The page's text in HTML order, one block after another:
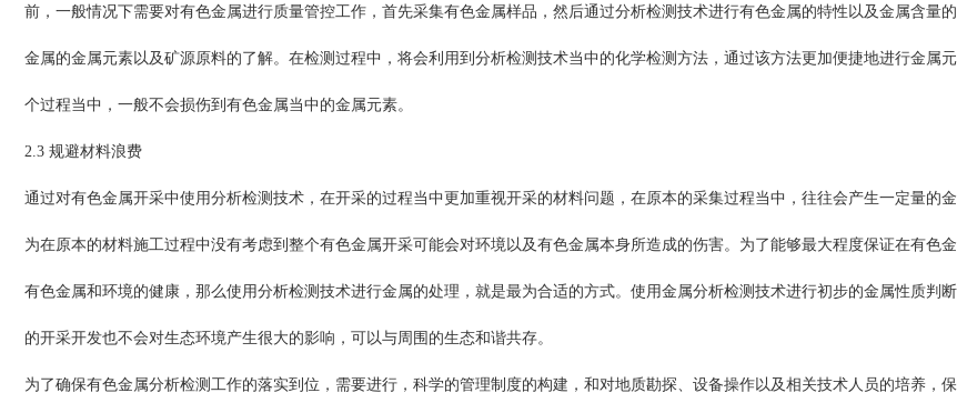
前，一般情况下需要对有色金属进行质量管控工作，首先采集有色金属样品，然后通过分析检测技术进行有色金属的特性以及金属含量
金属的金属元素以及矿源原料的了解。在检测过程中，将会利用到分析检测技术当中的化学检测方法，通过该方法更加便捷地进行金属
个过程当中，一般不会损伤到有色金属当中的金属元素。
2.3 规避材料浪费
通过对有色金属开采中使用分析检测技术，在开采的过程当中更加重视开采的材料问题，在原本的采集过程当中，往往会产生一定量的
为在原本的材料施工过程中没有考虑到整个有色金属开采可能会对环境以及有色金属本身所造成的伤害。为了能够最大程度保证在有色
有色金属和环境的健康，那么使用分析检测技术进行金属的处理，就是最为合适的方式。使用金属分析检测技术进行初步的金属性质判
的开采开发也不会对生态环境产生很大的影响，可以与周围的生态和谐共存。
为了确保有色金属分析检测工作的落实到位，需要进行，科学的管理制度的构建，和对地质勘探、设备操作以及相关技术人员的培养，